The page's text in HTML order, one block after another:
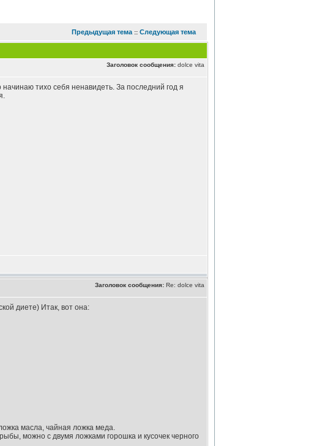
Предыдущая тема:: Следующая тема
Заголовок сообщения:dolce vita
тихо себя ненавидеть. За последний год я
Заголовок сообщения:Re: dolce vita
диете) Итак, вот она:
масла, чайная ложка меда.
можно с двумя ложками горошка и кусочек черного